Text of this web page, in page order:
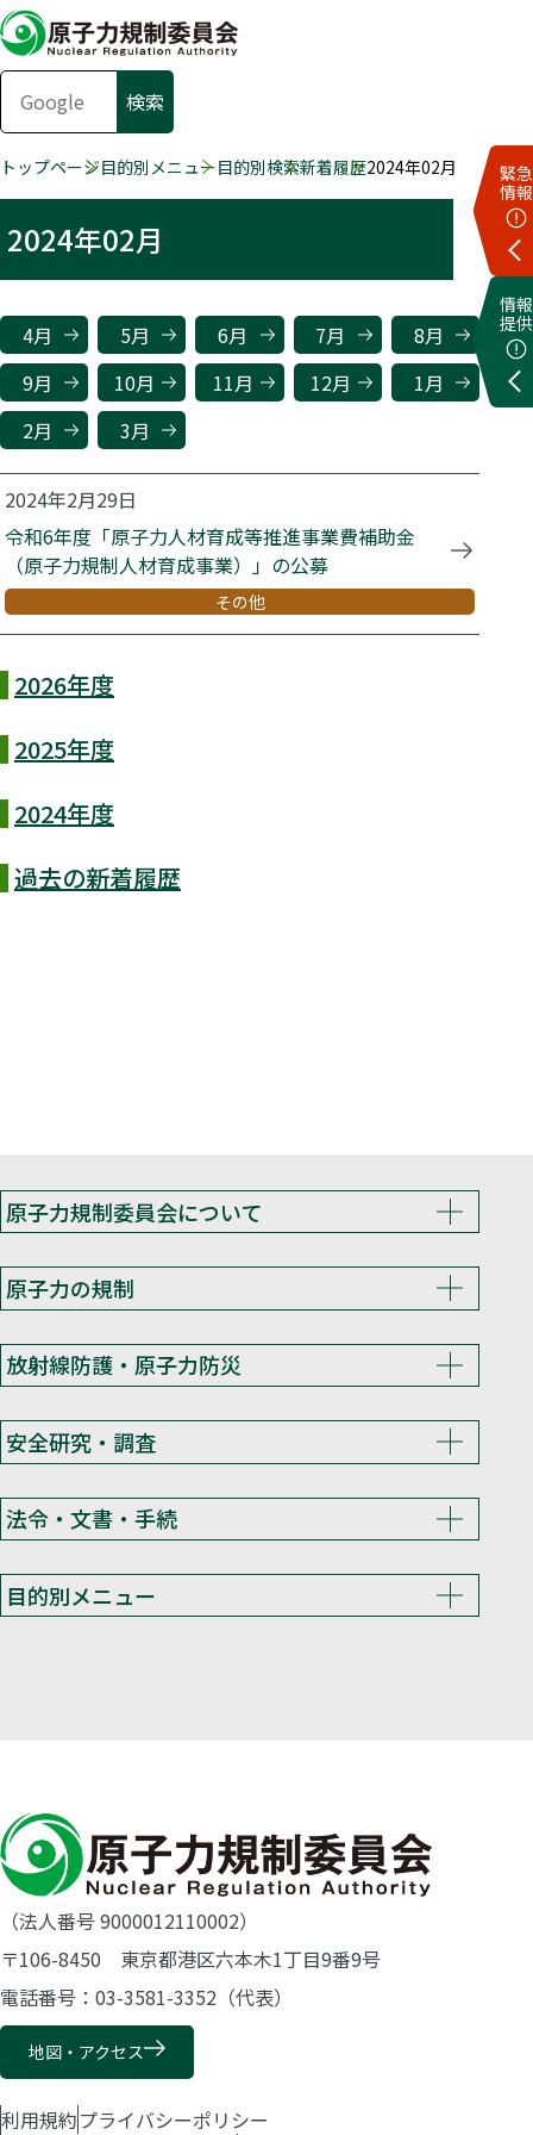
緊急
情報
情報
提供
トップページ目的別メニュー目的別検索新着履歴2024年02月
2024年02月
4月 5月 6月 7月
8月
9月
10月 11月 12月
1月
2月
3月
2024年2月29日
その他
令和6年度「原子力人材育成等推進事業費補助金
（原子力規制人材育成事業）」の公募
2026年度
2025年度
2024年度
過去の新着履歴
原子力規制委員会について
原子力の規制
放射線防護・原子力防災
安全研究・調査
法令・文書・手続
目的別メニュー
（法人番号 9000012110002）
〒106-8450 東京都港区六本木1丁目9番9号
電話番号：03-3581-3352（代表）
地図・アクセス
利用規約プライバシーポリシー